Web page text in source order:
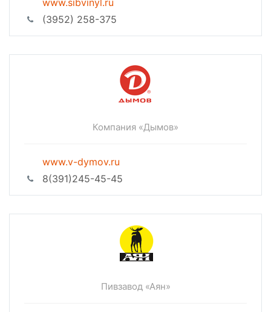
www.sibvinyl.ru
(3952) 258-375
Компания «Дымов»
www.v-dymov.ru
8(391)245-45-45
Пивзавод «Аян»